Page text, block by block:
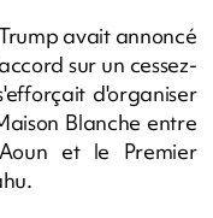
avait annoncé
sur un cessez-
d'organiser
Blanche entre
et le Premier